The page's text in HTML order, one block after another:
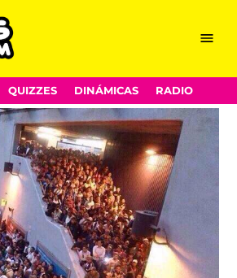
Menu
QUIZZES DINÁMICAS RADIO